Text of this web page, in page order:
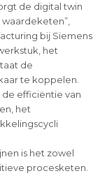
de digital twin
bij Siemens
het
de
te koppelen.
efficiëntie van
het
is het zowel
procesketen.